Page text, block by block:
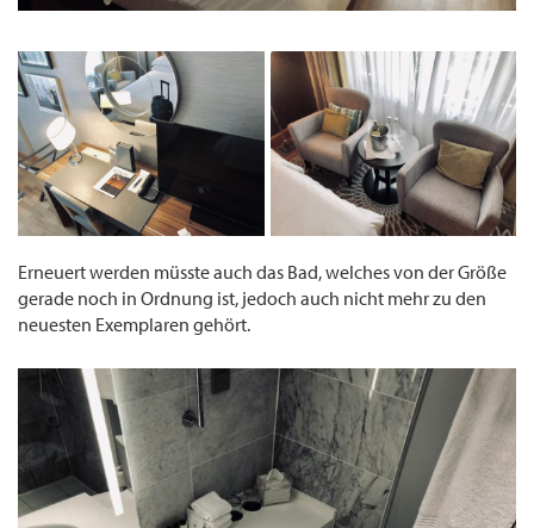
Erneuert werden müsste auch das Bad, welches von der Größe
gerade noch in Ordnung ist, jedoch auch nicht mehr zu den
neuesten Exemplaren gehört.